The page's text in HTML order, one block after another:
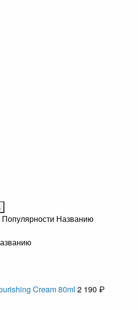
Популярности Названию
Cream 80ml 2 190 ₽